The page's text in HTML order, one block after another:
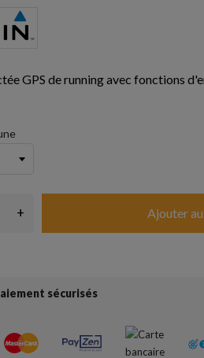
GPS de running avec fonctions
+ Ajouter
sécurisés